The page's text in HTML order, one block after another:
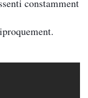
constamment